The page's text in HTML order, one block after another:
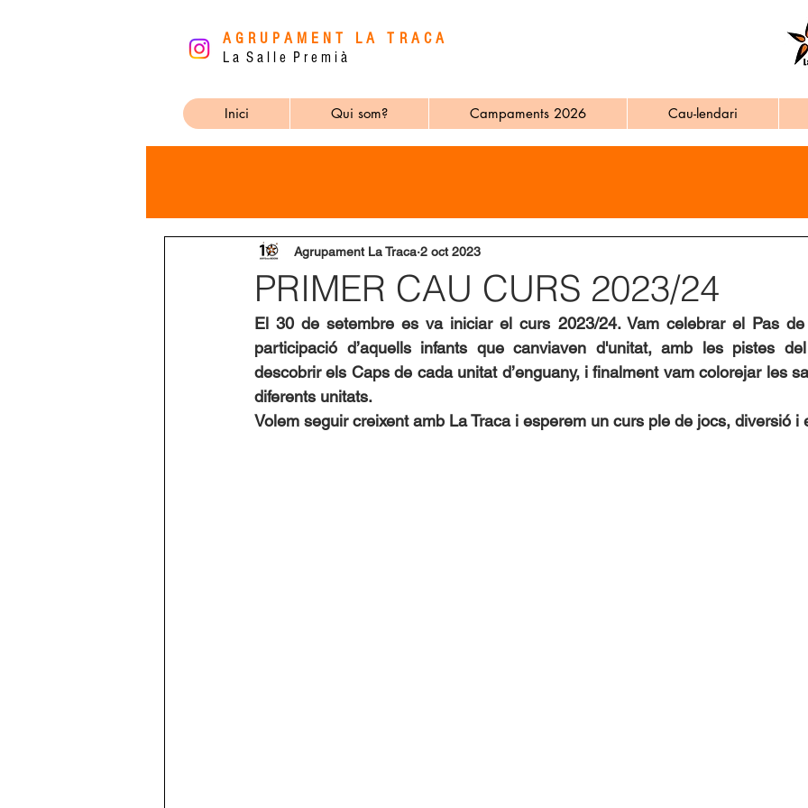
AGRUPAMENT LA TRACA
L a S a l l e P r e m i à
Inici Qui som? Campaments 2026 Cau-lendari
PRIMER CAU CURS 2023/24
Agrupament La Traca 2 oct 2023
El 30 de setembre es va iniciar el curs 2023/24. Vam celebrar el Pas
participació d’aquells infants que canviaven d'unitat, amb les pistes
descobrir els Caps de cada unitat d’enguany, i finalment vam colorejar les
diferents unitats.
Volem seguir creixent amb La Traca i esperem un curs ple de jocs, diversió i